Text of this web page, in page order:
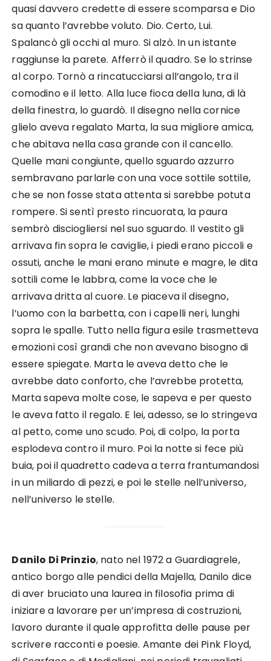
quasi davvero credette di essere scomparsa e Dio
sa quanto l’avrebbe voluto. Dio. Certo, Lui.
Spalancò gli occhi al muro. Si alzò. In un istante
raggiunse la parete. Afferrò il quadro. Se lo strinse
al corpo. Tornò a rincatucciarsi all’angolo, tra il
comodino e il letto. Alla luce fioca della luna, di là
della finestra, lo guardò. Il disegno nella cornice
glielo aveva regalato Marta, la sua migliore amica,
che abitava nella casa grande con il cancello.
Quelle mani congiunte, quello sguardo azzurro
sembravano parlarle con una voce sottile sottile,
che se non fosse stata attenta si sarebbe potuta
rompere. Si sentì presto rincuorata, la paura
sembrò disciogliersi nel suo sguardo. Il vestito gli
arrivava fin sopra le caviglie, i piedi erano piccoli e
ossuti, anche le mani erano minute e magre, le dita
sottili come le labbra, come la voce che le
arrivava dritta al cuore. Le piaceva il disegno,
l’uomo con la barbetta, con i capelli neri, lunghi
sopra le spalle. Tutto nella figura esile trasmetteva
emozioni così grandi che non avevano bisogno di
essere spiegate. Marta le aveva detto che le
avrebbe dato conforto, che l’avrebbe protetta,
Marta sapeva molte cose, le sapeva e per questo
le aveva fatto il regalo. E lei, adesso, se lo stringeva
al petto, come uno scudo. Poi, di colpo, la porta
esplodeva contro il muro. Poi la notte si fece più
buia, poi il quadretto cadeva a terra frantumandosi
in un miliardo di pezzi, e poi le stelle nell’universo,
nell’universo le stelle.
Danilo Di Prinzio, nato nel 1972 a Guardiagrele,
antico borgo alle pendici della Majella, Danilo dice
di aver bruciato una laurea in filosofia prima di
iniziare a lavorare per un’impresa di costruzioni,
lavoro durante il quale approfitta delle pause per
scrivere racconti e poesie. Amante dei Pink Floyd,